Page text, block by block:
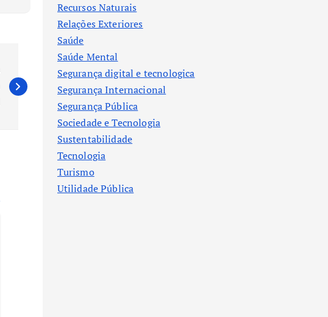
Recursos Naturais
Relações Exteriores
Saúde
Saúde Mental
Segurança digital e tecnologica
Segurança Internacional
Segurança Pública
Sociedade e Tecnologia
Sustentabilidade
Tecnologia
Turismo
Utilidade Pública